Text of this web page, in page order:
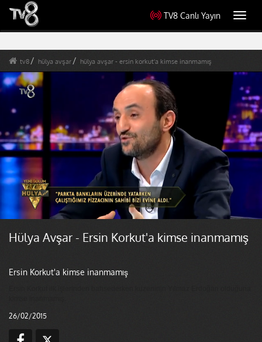
TV8 Canlı Yayın
tv8 hülya avşar hülya avşar - ersin korkut'a kimse inanmamış
Hülya Avşar - Ersin Korkut'a kimse inanmamış
Ersin Korkut'a kimse inanmamış
26/02/2015